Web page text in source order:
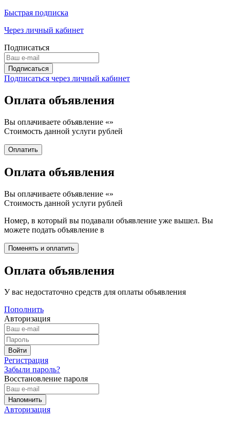
Быстрая подписка
Через личный кабинет
Подписаться
Подписаться через личный кабинет
Оплата объявления
Вы оплачиваете объявление «»
Стоимость данной услуги рублей
Оплата объявления
Вы оплачиваете объявление «»
Стоимость данной услуги рублей
Номер, в который вы подавали объявление уже вышел. Вы
можете подать объявление в
Оплата объявления
У вас недостаточно средств для оплаты объявления
Пополнить
Авторизация
Регистрация
Забыли пароль?
Восстановление пароля
Авторизация